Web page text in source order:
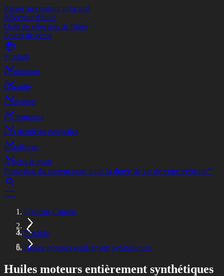
Passer au contenu principal
Sélecteur d'huile
Outil de sélection de filtres
Points de vente
Produits
Promotions
Garantie
Éducation
Performance
Les dernières nouvelles
Installateur
À nous la route
Protection du moteur pour toute la durée de vie de votre véhicule*
Français Canada
Produits
Huiles moteurs entièrement synthétiques
Huiles moteurs entièrement synthétiques